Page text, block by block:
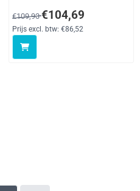
Van 109,93 voor 104,69,
€109,93€104,69
Prijs excl. btw: €86,52